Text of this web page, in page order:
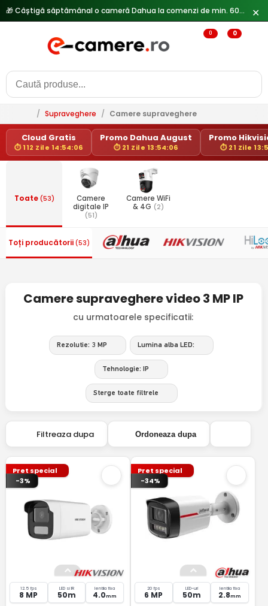
✕
0 0
/ Supraveghere / Camere supraveghere
Cloud Gratis
⏱ 112 Zile 14:54:06
Promo Dahua August
⏱ 21 Zile 13:54:06
Promo
⏱ 21 Zile
Toate(53)
Camere
digitale IP
(51)
Camere WiFi
& 4G (2)
Toți producătorii (53)
Camere supraveghere video 3 MP IP
cu urmatoarele specificatii:
Rezolutie: 3 MP Lumina alba LED:
Tehnologie: IP
Sterge toate filtrele
Filtreaza dupa Ordoneaza dupa
Pret special
-3%
12.5 fps
8 MP
LED si IR
50m
lentila fixa
4.0mm
Pret special
-34%
20 fps
6 MP
LED-uri
50m
lentila fixa
2.8mm